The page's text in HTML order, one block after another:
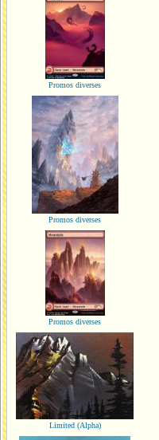
Promos diverses
Promos diverses
Promos diverses
Limited (Alpha)